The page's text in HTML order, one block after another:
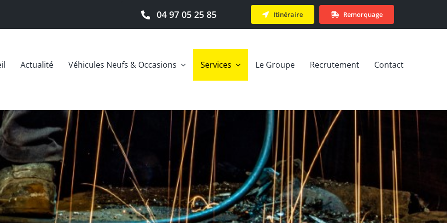
04 97 05 25 85 Itinéraire Remorquage
Actualité Véhicules Neufs & Occasions Services Le Groupe Recrutement Contact